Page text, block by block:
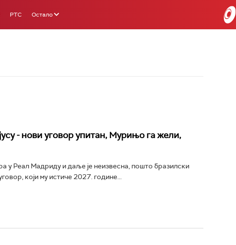
РТС Остало
- нови уговор упитан, Мурињо га жели,
у Реал Мадриду и даље је неизвесна, пошто бразилски
који му истиче 2027. године...